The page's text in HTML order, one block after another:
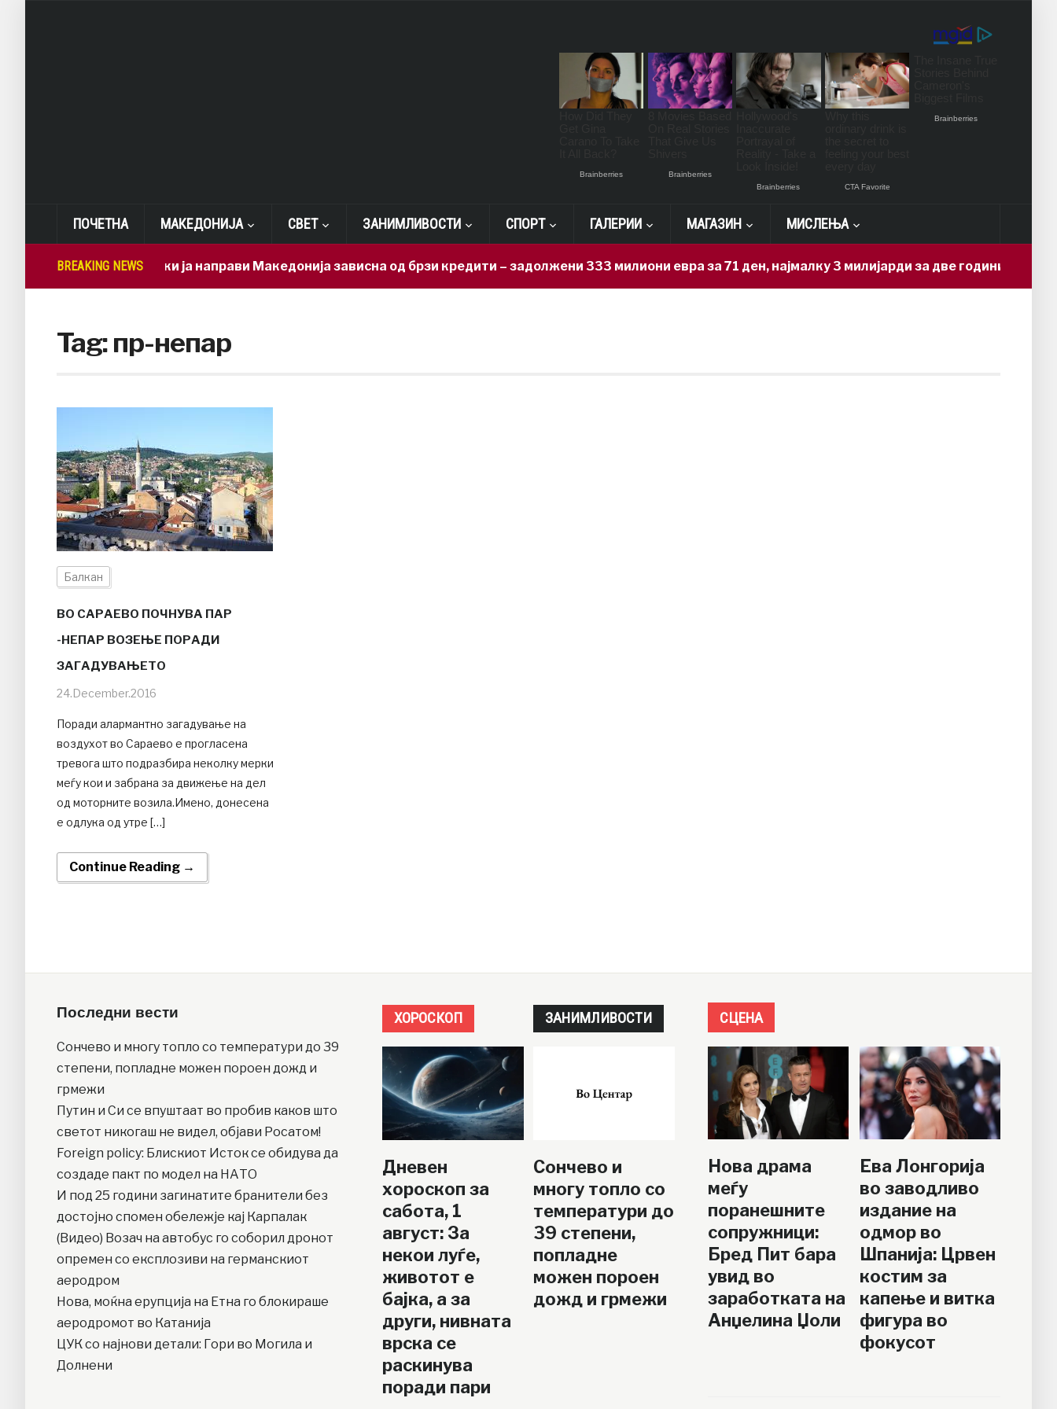
ПОЧЕТНА МАКЕДОНИЈА СВЕТ ЗАНИМЛИВОСТИ СПОРТ ГАЛЕРИИ МАГАЗИН МИСЛЕЊА
BREAKING NEWS
Мицкоски ја направи Македонија зависна од брзи кредити – задолжени 333 милиони евра за 71 ден, најмалку 3 милијарди за две години
Tag:пр-непар
Балкан
ВО САРАЕВО ПОЧНУВА ПАР
-НЕПАР ВОЗЕЊЕ ПОРАДИ
ЗАГАДУВАЊЕТО
24.December.2016
Поради алармантно загадување на
воздухот во Сараево е прогласена
тревога што подразбира неколку мерки
меѓу кои и забрана за движење на дел
од моторните возила.Имено, донесена
е одлука од утре […]
Continue Reading →
Последни вести
Сончево и многу топло со температури до 39
степени, попладне можен пороен дожд и
грмежи
Путин и Си се впуштаат во пробив каков што
светот никогаш не видел, објави Росатом!
Foreign policy: Блискиот Исток се обидува да
создаде пакт по модел на НАТО
И под 25 години загинатите бранители без
достојно спомен обележје кај Карпалак
(Видео) Возач на автобус го соборил дронот
опремен со експлозиви на германскиот
аеродром
Нова, моќна ерупција на Етна го блокираше
аеродромот во Катанија
ЦУК со најнови детали: Гори во Могила и
Долнени
ХОРОСКОП
Дневен
хороскоп за
сабота, 1
август: За
некои луѓе,
животот е
бајка, а за
други, нивната
врска се
раскинува
поради пари
ЗАНИМЛИВОСТИ
Сончево и
многу топло со
температури до
39 степени,
попладне
можен пороен
дожд и грмежи
СЦЕНА
Нова драма
меѓу
поранешните
сопружници:
Бред Пит бара
увид во
заработката на
Анџелина Џоли
Ева Лонгорија
во заводливо
издание на
одмор во
Шпанија: Црвен
костим за
капење и витка
фигура во
фокусот